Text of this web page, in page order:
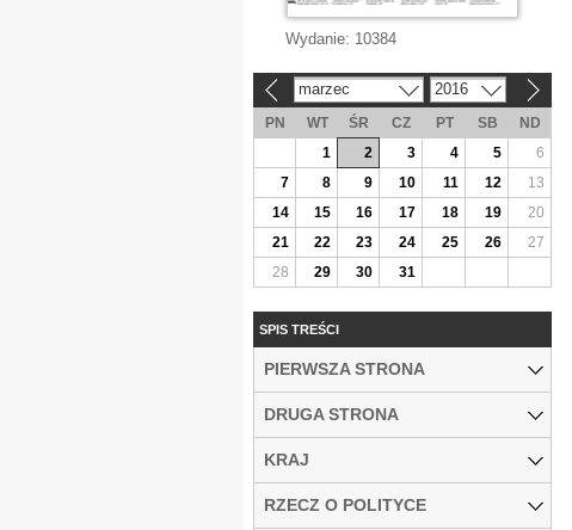
Wydanie: 10384
marzec 2016
PN WT ŚR CZ PT SB
ND
1
2 3 4 5
6
7
8 9 10 11 12
13
14
15 16 17 18 19
20
21
22 23 24 25 26
27
28
29 30 31
SPIS TREŚCI
PIERWSZA STRONA
DRUGA STRONA
KRAJ
RZECZ O POLITYCE